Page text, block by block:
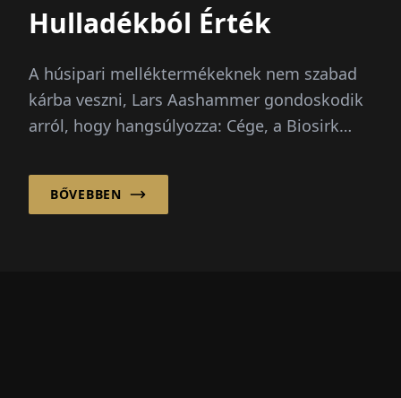
Hulladékból Érték
A húsipari melléktermékeknek nem szabad
kárba veszni, Lars Aashammer gondoskodik
arról, hogy hangsúlyozza: Cége, a Biosirk
BŐVEBBEN